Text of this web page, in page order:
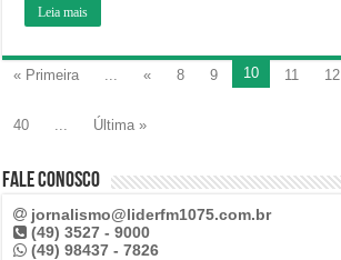
Leia mais
« Primeira « 8 9 10 11 12
40
Última »
Fale Conosco
jornalismo@liderfm1075.com.br
(49) 3527 - 9000
(49) 98437 - 7826